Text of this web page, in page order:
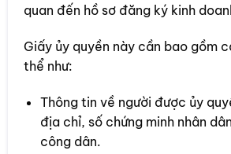
quan đến hồ sơ đăng ký kinh
Giấy ủy quyền này cần bao gồm
thể như:
Thông tin về người được ủy
địa chỉ, số chứng minh nhân
công dân.